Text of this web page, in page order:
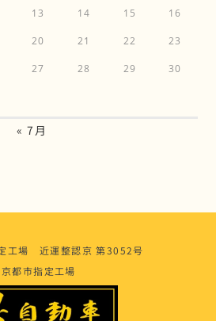
13 14 15 16
20 21 22 23
27 28 29 30
« 7月
工場 近運整認京 第3052号
京都市指定工場